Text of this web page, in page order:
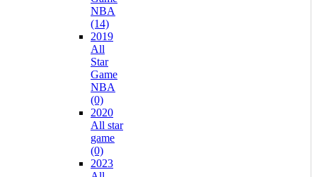
NBA
(14)
2019
All
Star
Game
NBA
(0)
2020
All star
game
(0)
2023